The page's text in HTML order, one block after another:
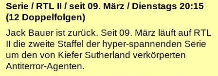
Serie / RTL II / seit 09. März / Dienstags 20:15
(12 Doppelfolgen)
Jack Bauer ist zurück. Seit 09. März läuft auf RTL
II die zweite Staffel der hyper-spannenden Serie
um den von Kiefer Sutherland verkörperten
Antiterror-Agenten.